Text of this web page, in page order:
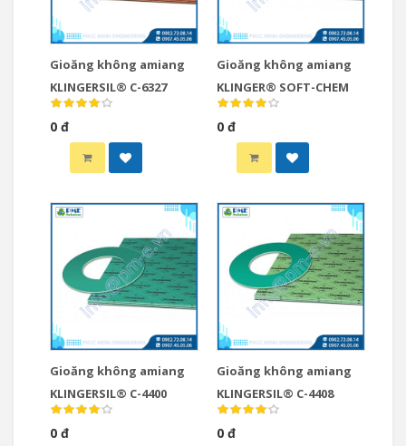
Gioăng không amiang
KLINGERSIL® C-6327
0 đ
Gioăng không amiang
KLINGER® SOFT-CHEM
0 đ
Gioăng không amiang
KLINGERSIL® C-4400
0 đ
Gioăng không amiang
KLINGERSIL® C-4408
0 đ